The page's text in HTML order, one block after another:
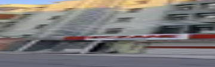
Mahallesi
· 26.07.2026